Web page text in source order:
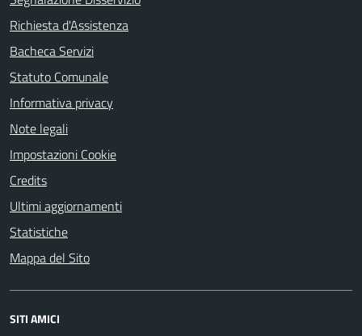
Richiesta d'Assistenza
Bacheca Servizi
Statuto Comunale
Informativa privacy
Note legali
Impostazioni Cookie
Credits
Ultimi aggiornamenti
Statistiche
Mappa del Sito
SITI AMICI